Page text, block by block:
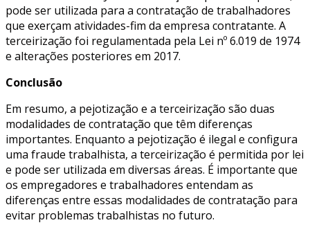
pode ser utilizada para a contratação de trabalhadores
que exerçam atividades-fim da empresa contratante. A
terceirização foi regulamentada pela Lei nº 6.019 de 1974
e alterações posteriores em 2017.
Conclusão
Em resumo, a pejotização e a terceirização são duas
modalidades de contratação que têm diferenças
importantes. Enquanto a pejotização é ilegal e configura
uma fraude trabalhista, a terceirização é permitida por lei
e pode ser utilizada em diversas áreas. É importante que
os empregadores e trabalhadores entendam as
diferenças entre essas modalidades de contratação para
evitar problemas trabalhistas no futuro.